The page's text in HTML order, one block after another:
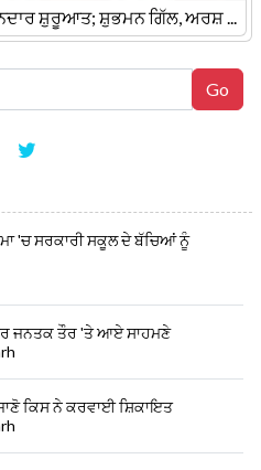
ਸ਼ੁਰੂਆਤ; ਸ਼ੁਭਮਨ ਗਿੱਲ, ਅਰਸ਼ ...
'ਚ ਸਰਕਾਰੀ ਸਕੂਲ ਦੇ ਬੱਚਿਆਂ ਨੂੰ
ਜਨਤਕ ਤੌਰ 'ਤੇ ਆਏ ਸਾਹਮਣੇ
ਕਿਸ ਨੇ ਕਰਵਾਈ ਸ਼ਿਕਾਇਤ